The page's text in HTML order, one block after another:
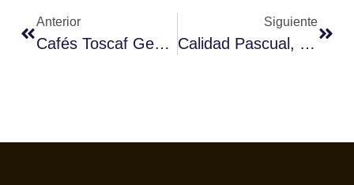
Anterior
Cafés Toscaf Gestiona La Planta De Pravia En Tiempo Real Desde Cualquier Lugar El Mundo
Siguiente
Calidad Pascual, Único Gran Fabricante Con Todas Sus Granjas Certificadas En Bienestar Animal